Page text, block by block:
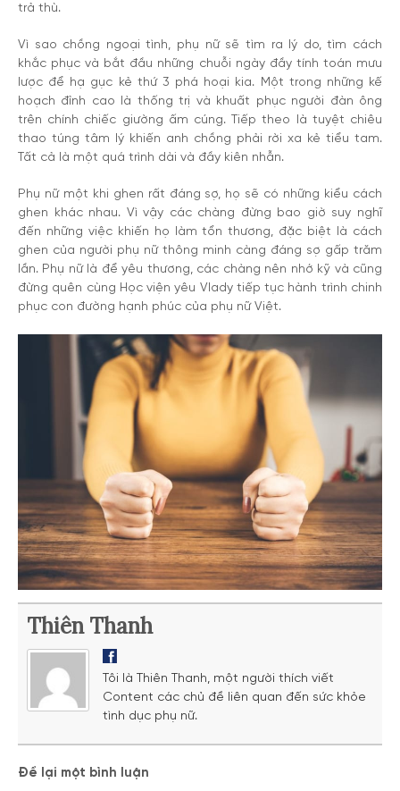
trả thù.
Vì sao chồng ngoại tình, phụ nữ sẽ tìm ra lý do, tìm cách
khắc phục và bắt đầu những chuỗi ngày đầy tính toán mưu
lược để hạ gục kẻ thứ 3 phá hoại kia. Một trong những kế
hoạch đỉnh cao là thống trị và khuất phục người đàn ông
trên chính chiếc giường ấm cúng. Tiếp theo là tuyệt chiêu
thao túng tâm lý khiến anh chồng phải rời xa kẻ tiểu tam.
Tất cả là một quá trình dài và đầy kiên nhẫn.
Phụ nữ một khi ghen rất đáng sợ, họ sẽ có những kiểu cách
ghen khác nhau. Vì vậy các chàng đừng bao giờ suy nghĩ
đến những việc khiến họ làm tổn thương, đặc biệt là cách
ghen của người phụ nữ thông minh càng đáng sợ gấp trăm
lần. Phụ nữ là để yêu thương, các chàng nên nhớ kỹ và cũng
đừng quên cùng Học viện yêu Vlady tiếp tục hành trình chinh
phục con đường hạnh phúc của phụ nữ Việt.
Thiên Thanh
Tôi là Thiên Thanh, một người thích viết
Content các chủ đề liên quan đến sức khỏe
tình dục phụ nữ.
Để lại một bình luận